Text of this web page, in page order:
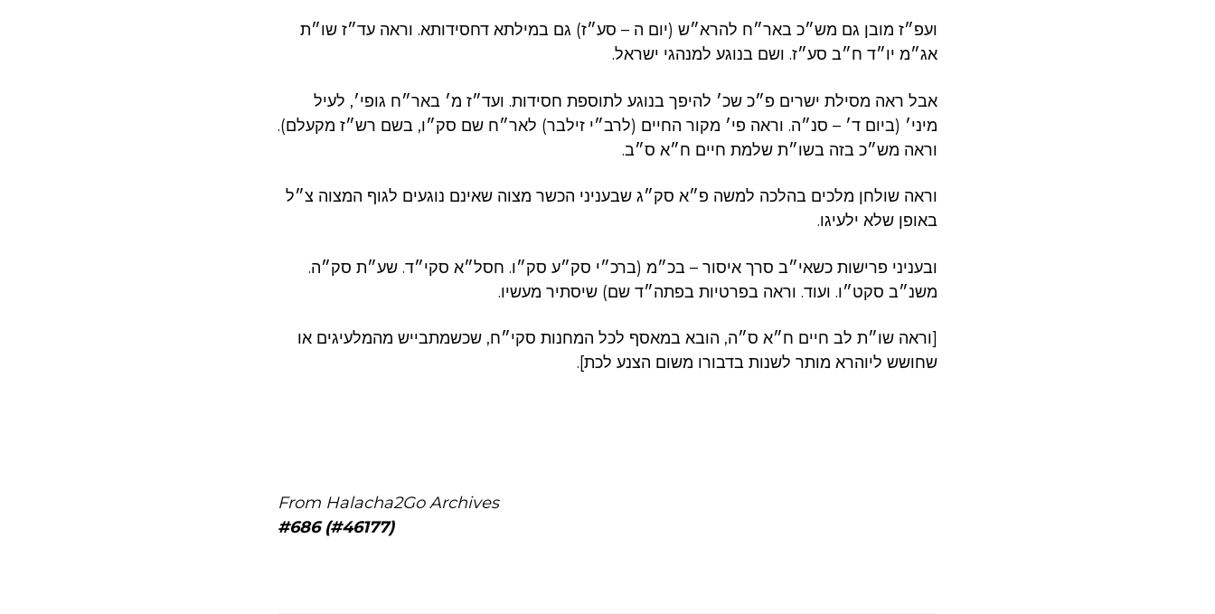
ועפ״ז מובן גם מש״כ באר״ח להרא״ש (יום ה – סע״ז) גם במילתא דחסידותא. וראה עד״ז שו״ת
אג״מ יו״ד ח״ב סע״ז. ושם בנוגע למנהגי ישראל.
אבל ראה מסילת ישרים פ״כ שכ׳ להיפך בנוגע לתוספת חסידות. ועד״ז מ׳ באר״ח גופי׳, לעיל
מיני׳ (ביום ד׳ – סנ״ה. וראה פי׳ מקור החיים (לרב״י זילבר) לאר״ח שם סק״ו, בשם רש״ז מקעלם).
וראה מש״כ בזה בשו״ת שלמת חיים ח״א ס״ב.
וראה שולחן מלכים בהלכה למשה פ״א סק״ג שבעניני הכשר מצוה שאינם נוגעים לגוף המצוה צ״ל
באופן שלא ילעיגו.
ובעניני פרישות כשאי״ב סרך איסור – בכ״מ (ברכ״י סק״ע סק״ו. חסל״א סקי״ד. שע״ת סק״ה.
משנ״ב סקט״ו. ועוד. וראה בפרטיות בפתה״ד שם) שיסתיר מעשיו.
[וראה שו״ת לב חיים ח״א ס״ה, הובא במאסף לכל המחנות סקי״ח, שכשמתבייש מהמלעיגים או
שחושש ליוהרא מותר לשנות בדבורו משום הצנע לכת].
From Halacha2Go Archives
#686 (#46177)